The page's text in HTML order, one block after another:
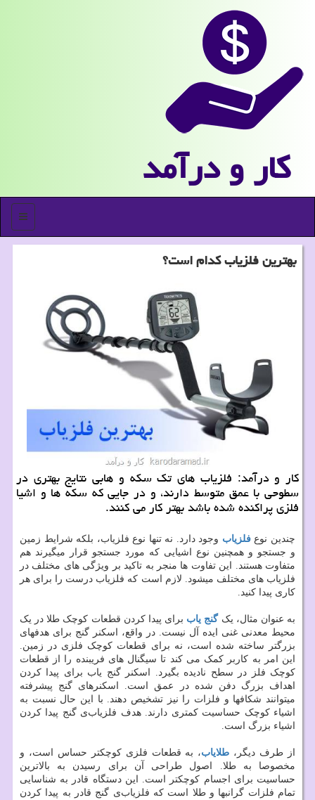
كار و درآمد
منو
بهترین فلزیاب كدام است؟
كار و درآمد: فلزیاب های تك سكه و هابی نتایج بهتری در
سطوحی با عمق متوسط دارند، و در جایی كه سكه ها و اشیا
فلزی پراكنده شده باشد بهتر كار می كنند.
چندین نوعفلزیاب وجود دارد. نه تنها نوع فلزیاب، بلکه شرایط زمین
و جستجو و همچنین نوع اشیایی که مورد جستجو قرار میگیرند هم
متفاوت هستند. این تفاوت ها منجر به تاکید بر ویژگی های مختلف در
فلزیاب های مختلف میشود. لازم است که فلزیاب‌ درست را برای هر
کاری پیدا کنید.
به عنوان مثال، یکگنج یاب برای پیدا کردن قطعات کوچک طلا در یک
محیط معدنی غنی ایده آل نیست. در واقع، اسکنر گنج برای هدفهای
بزرگتر ساخته شده است، نه برای قطعات کوچک فلزی در زمین.
این امر به کاربر کمک می کند تا سیگنال های فریبنده را از قطعات
کوچک فلز در سطح نادیده بگیرد. اسکنر گنج یاب برای پیدا کردن
اهداف بزرگ دفن شده در عمق است. اسکنرهای گنج پیشرفته
میتوانند شکافها و فلزات را نیز تشخیص دهند. با این حال نسبت به
اشیاء کوچک حساسیت کمتری دارند. هدف فلزیاب‌ی گنج پیدا کردن
اشیاء بزرگ است.
از طرف دیگر، طلایاب، به قطعات فلزی کوچکتر حساس است، و
مخصوصا به طلا. اصول طراحی آن برای رسیدن به بالاترین
حساسیت برای اجسام کوچکتر است. این دستگاه قادر به شناسایی
تمام فلزات گرانبها و طلا است که فلزیاب‌ی گنج قادر به پیدا کردن